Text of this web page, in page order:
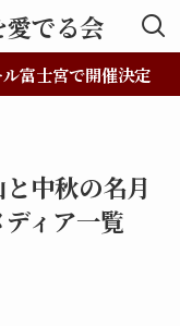
でる会
富士宮で開催決定
と中秋の名月
ィア一覧